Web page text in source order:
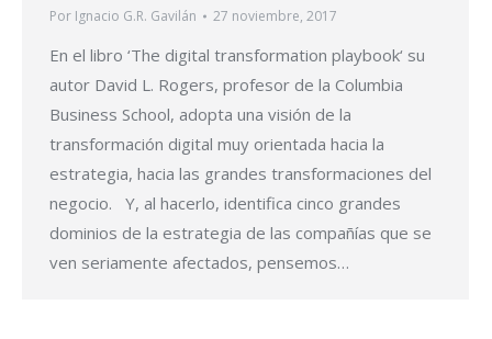
Por Ignacio G.R. Gavilán 27 noviembre, 2017
En el libro ‘The digital transformation playbook‘ su
autor David L. Rogers, profesor de la Columbia
Business School, adopta una visión de la
transformación digital muy orientada hacia la
estrategia, hacia las grandes transformaciones del
negocio. Y, al hacerlo, identifica cinco grandes
dominios de la estrategia de las compañías que se
ven seriamente afectados, pensemos…